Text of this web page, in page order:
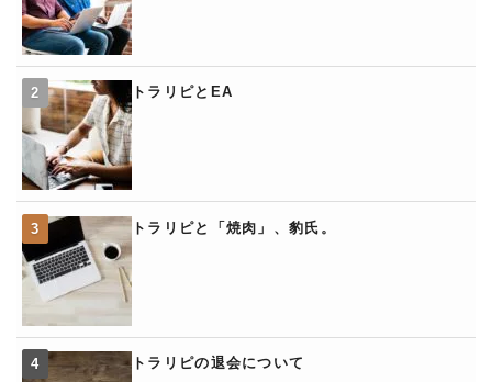
トラリピとEA
トラリピと「焼肉」、豹氏。
トラリピの退会について